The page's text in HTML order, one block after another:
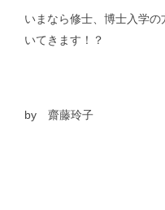
いまなら修士、博士入学
いてきます！？
by 齋藤玲子